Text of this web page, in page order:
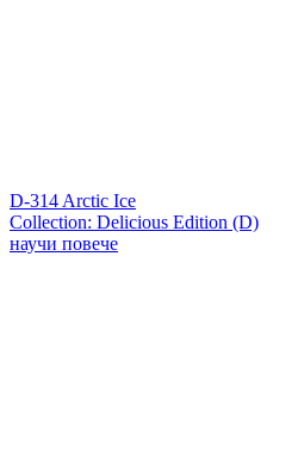
D-314 Arctic Ice
Collection: Delicious Edition (D)
научи повече